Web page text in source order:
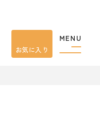
MENU
お気に入り